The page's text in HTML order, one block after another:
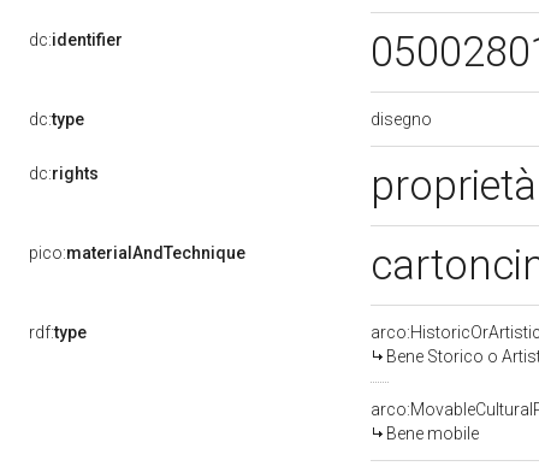
dc:identifier
dc:type disegno
dc:rights
pico:materialAndTechnique
rdf:type
Bene Storico o
Bene mobile